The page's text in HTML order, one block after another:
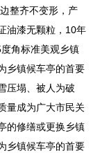
整齐不变形，产
油漆无颗粒，10年
角标准美观乡镇
乡镇候车亭的首要
压塌、被人为破
量成为广大市民关
的修缮或更换乡镇
乡镇候车亭的首要